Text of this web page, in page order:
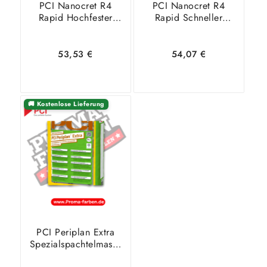
PCI Nanocret R4
Rapid Hochfester
53,53€
PCI Nanocret R4
Rapid Schneller
54,07 €
🚚 Kostenlose Lieferung
PCI Periplan Extra
Spezialspachtelmasse